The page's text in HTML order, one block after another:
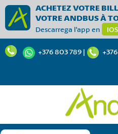
ACHETEZ VOTRE
VOTRE ANDBUS À
Descarrega l'app en IOS
+376 803 789 |